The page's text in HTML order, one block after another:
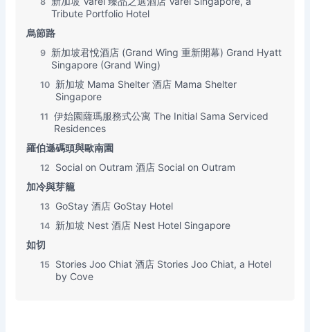
Tribute Portfolio Hotel
烏節路
9 新加坡君悅酒店 (Grand Wing 重新開幕) Grand Hyatt
Singapore (Grand Wing)
10 新加坡 Mama Shelter 酒店 Mama Shelter
Singapore
11
伊始園薩瑪服務式公寓 The Initial Sama Serviced
Residences
羅伯遜碼頭與歐南園
12
Social on Outram 酒店 Social on Outram
加冷與芽籠
13 GoStay 酒店 GoStay Hotel
14 新加坡 Nest 酒店 Nest Hotel Singapore
如切
15
Stories Joo Chiat 酒店 Stories Joo Chiat, a Hotel
by Cove